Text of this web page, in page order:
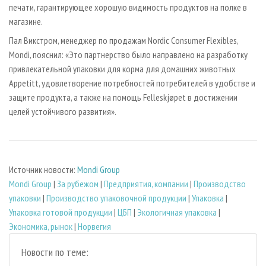
печати, гарантирующее хорошую видимость продуктов на полке в
магазине.
Пал Викстром, менеджер по продажам Nordic Consumer Flexibles,
Mondi, пояснил: «Это партнерство было направлено на разработку
привлекательной упаковки для корма для домашних животных
Appetitt, удовлетворение потребностей потребителей в удобстве и
защите продукта, а также на помощь Felleskjøpet в достижении
целей устойчивого развития».
Источник новости: Mondi Group
Mondi Group | За рубежом | Предприятия, компании | Производство
упаковки | Производство упаковочной продукции | Упаковка |
Упаковка готовой продукции | ЦБП | Экологичная упаковка |
Экономика, рынок| Норвегия
Новости по теме: